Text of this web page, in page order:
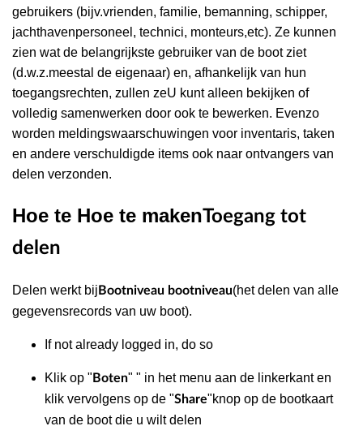
gebruikers (bijv.vrienden, familie, bemanning, schipper,
jachthavenpersoneel, technici, monteurs,etc). Ze kunnen
zien wat de belangrijkste gebruiker van de boot ziet
(d.w.z.meestal de eigenaar) en, afhankelijk van hun
toegangsrechten, zullen zeU kunt alleen bekijken of
volledig samenwerken door ook te bewerken. Evenzo
worden meldingswaarschuwingen voor inventaris, taken
en andere verschuldigde items ook naar ontvangers van
delen verzonden.
Hoe te Hoe te makenToegang tot
delen
Delen werkt bij Bootniveau bootniveau(het delen van alle
gegevensrecords van uw boot).
If not already logged in, do so
Klik op " Boten" " in het menu aan de linkerkant en
klik vervolgens op de "Share"knop op de bootkaart
van de boot die u wilt delen